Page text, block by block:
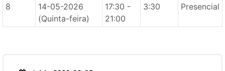
8
14-05-2026
(Quinta-feira)
17:30 -
21:00
3:30 Presencial